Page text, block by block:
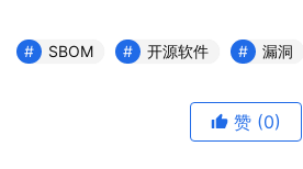
SBOM 开源软件 漏洞
赞 (0)